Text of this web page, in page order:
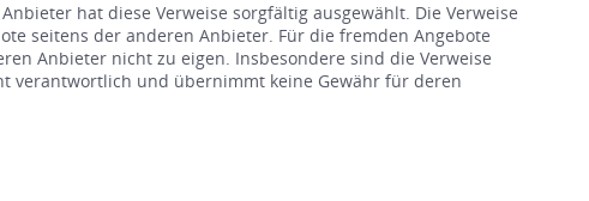
hat diese Verweise sorgfältig ausgewählt. Die Verweise
seitens der anderen Anbieter. Für die fremden Angebote
Anbieter nicht zu eigen. Insbesondere sind die Verweise
verantwortlich und übernimmt keine Gewähr für deren